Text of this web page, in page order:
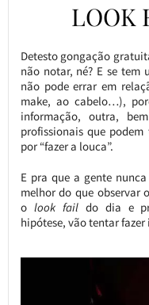
LOOK
Detesto gongação
não notar, né? E se tem
não pode errar em
make, ao cabelo…),
informação, outra,
profissionais que
por “fazer a louca”.
E pra que a gente
melhor do que observar
olook faildo dia e
hipótese, vão tentar fazer